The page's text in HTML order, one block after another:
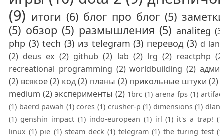
(9) итоги (6) блог про блог (5)
(5) обзор (5) размышления (5) analiteg
php (3) tech (3) из telegram (3) перевод (3) d
(2) deus ex (2) github (2) lab (2) lrg (2) reactphp
recreational programming (2) worldbuilding (2)
(2) всякое (2) код (2) планы (2) прикольные штуки (2)
medium (2) эксперименты (2) 1brc (1) arena fps (1)
(1) baerd pawah (1) cores (1) crusher-p (1) dimensions (1)
(1) genshin impact (1) indo-european (1) irl (1) it's a trap!
linux (1) pie (1) steam deck (1) telegram (1) the turing test